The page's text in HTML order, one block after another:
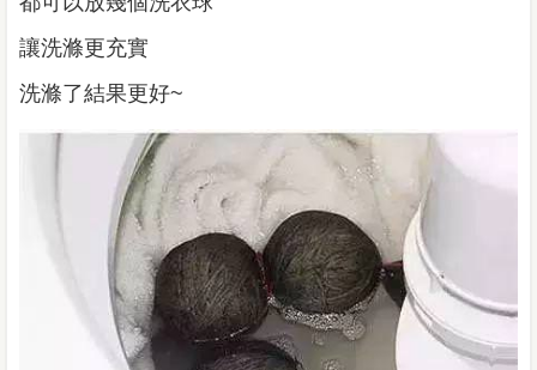
讓洗滌更充實
洗滌了結果更好~